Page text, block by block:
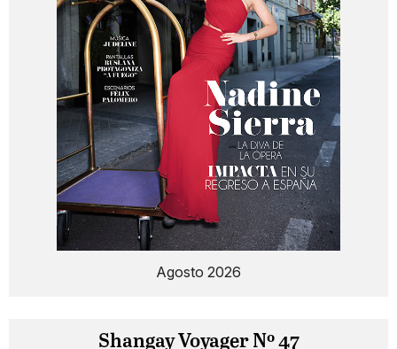
Agosto 2026
Shangay Voyager Nº 47